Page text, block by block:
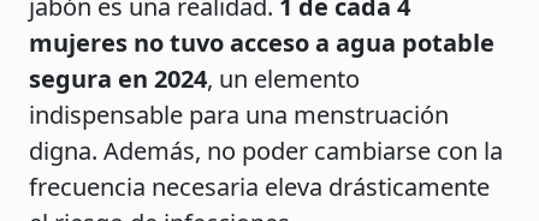
jabón es una realidad. 1 de cada 4
mujeres no tuvo acceso a agua potable
segura en 2024, un elemento
indispensable para una menstruación
digna. Además, no poder cambiarse con la
frecuencia necesaria eleva drásticamente